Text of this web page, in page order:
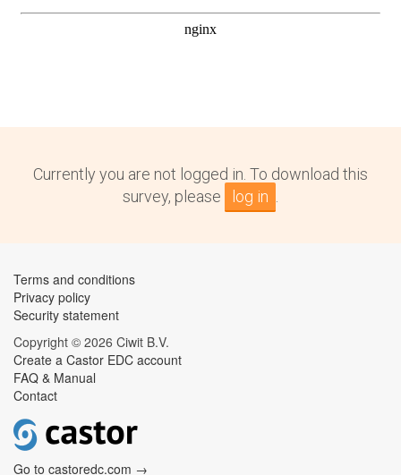
Currently you are not logged in. To download this
survey, please
log in
Terms and conditions
Privacy policy
Security statement
Copyright © 2026 Ciwit B.V.
Create a Castor EDC account
FAQ & Manual
Contact
Go to castoredc.com →